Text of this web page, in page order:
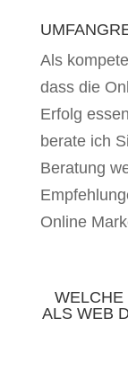
Als
dass die
Erfolg
berate ich
Beratung
Online
ALS WEB